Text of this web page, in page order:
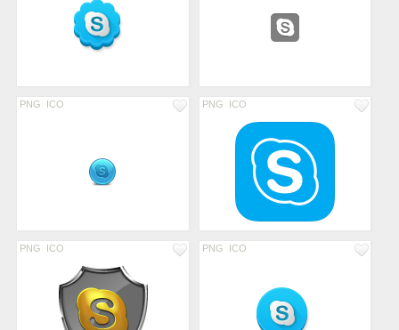
PNG ICO PNG ICO
PNG ICO PNG ICO